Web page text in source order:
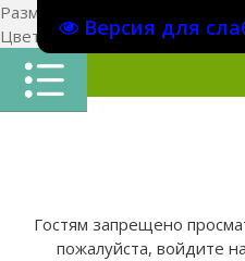
Версия для
Размер шрифта:
Цвет сайтаЦ Ц Ц Х
Гостям запрещено
пожалуйста, войдите